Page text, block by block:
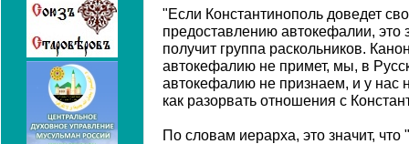
"Если Константинополь доведет
предоставлению автокефалии, это
получит группа раскольников.
автокефалию не примет, мы, в
автокефалию не признаем, и у нас
как разорвать отношения с
По словам иерарха, это значит, что